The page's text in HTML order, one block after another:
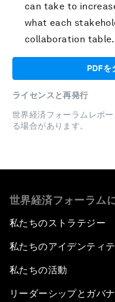
can take to
what each
collaboration table.
PDFを
ライセンスと再発行
世界経済フォーラムレポー
る場合があります。
世界経済フォーラム
私たちのストラテジー
私たちのアイデンティ
私たちの活動
リーダーシップとガバ